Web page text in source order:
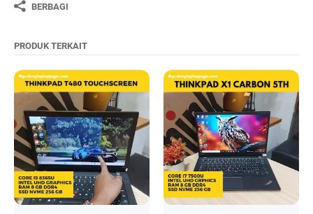
BERBAGI
PRODUK TERKAIT